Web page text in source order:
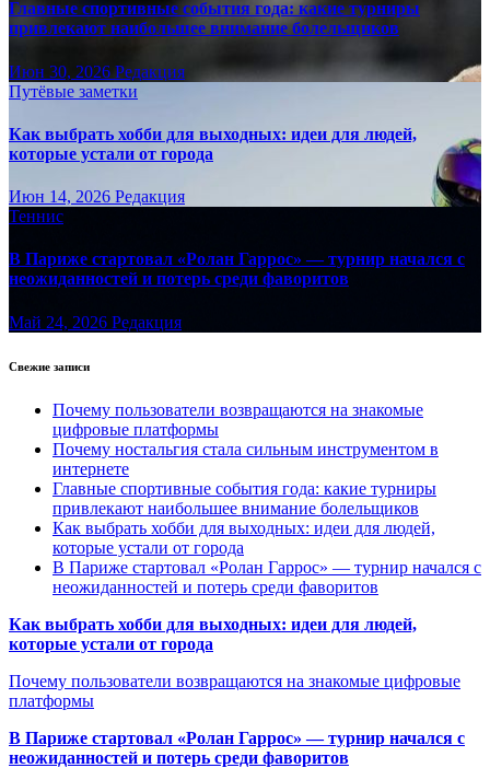
Главные спортивные события года: какие турниры
привлекают наибольшее внимание болельщиков
Июн 30, 2026 Редакция
Путёвые заметки
Как выбрать хобби для выходных: идеи для людей,
которые устали от города
Июн 14, 2026 Редакция
Теннис
В Париже стартовал «Ролан Гаррос» — турнир начался с
неожиданностей и потерь среди фаворитов
Май 24, 2026 Редакция
Свежие записи
Почему пользователи возвращаются на знакомые
цифровые платформы
Почему ностальгия стала сильным инструментом в
интернете
Главные спортивные события года: какие турниры
привлекают наибольшее внимание болельщиков
Как выбрать хобби для выходных: идеи для людей,
которые устали от города
В Париже стартовал «Ролан Гаррос» — турнир начался с
неожиданностей и потерь среди фаворитов
Как выбрать хобби для выходных: идеи для людей,
которые устали от города
Почему пользователи возвращаются на знакомые цифровые
платформы
В Париже стартовал «Ролан Гаррос» — турнир начался с
неожиданностей и потерь среди фаворитов